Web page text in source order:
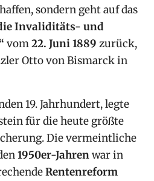
sondern geht auf das
Invaliditäts- und
vom22. Juni 1889 zurück,
Otto von Bismarck in
19. Jahrhundert, legte
für die heute größte
Die vermeintliche
1950er-Jahrenwar in
Rentenreform